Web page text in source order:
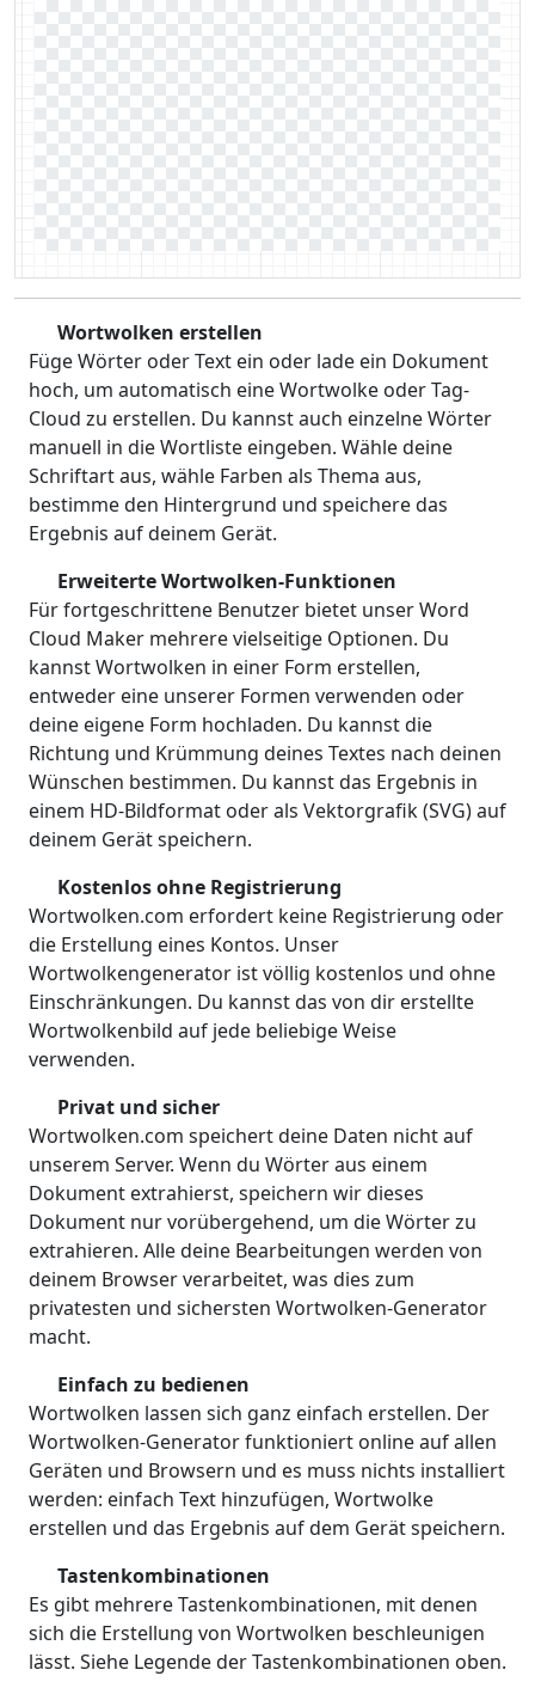
Wortwolken erstellen
Füge Wörter oder Text ein oder lade ein Dokument
hoch, um automatisch eine Wortwolke oder Tag-
Cloud zu erstellen. Du kannst auch einzelne Wörter
manuell in die Wortliste eingeben. Wähle deine
Schriftart aus, wähle Farben als Thema aus,
bestimme den Hintergrund und speichere das
Ergebnis auf deinem Gerät.
Erweiterte Wortwolken-Funktionen
Für fortgeschrittene Benutzer bietet unser Word
Cloud Maker mehrere vielseitige Optionen. Du
kannst Wortwolken in einer Form erstellen,
entweder eine unserer Formen verwenden oder
deine eigene Form hochladen. Du kannst die
Richtung und Krümmung deines Textes nach deinen
Wünschen bestimmen. Du kannst das Ergebnis in
einem HD-Bildformat oder als Vektorgrafik (SVG) auf
deinem Gerät speichern.
Kostenlos ohne Registrierung
Wortwolken.com erfordert keine Registrierung oder
die Erstellung eines Kontos. Unser
Wortwolkengenerator ist völlig kostenlos und ohne
Einschränkungen. Du kannst das von dir erstellte
Wortwolkenbild auf jede beliebige Weise
verwenden.
Privat und sicher
Wortwolken.com speichert deine Daten nicht auf
unserem Server. Wenn du Wörter aus einem
Dokument extrahierst, speichern wir dieses
Dokument nur vorübergehend, um die Wörter zu
extrahieren. Alle deine Bearbeitungen werden von
deinem Browser verarbeitet, was dies zum
privatesten und sichersten Wortwolken-Generator
macht.
Einfach zu bedienen
Wortwolken lassen sich ganz einfach erstellen. Der
Wortwolken-Generator funktioniert online auf allen
Geräten und Browsern und es muss nichts installiert
werden: einfach Text hinzufügen, Wortwolke
erstellen und das Ergebnis auf dem Gerät speichern.
Tastenkombinationen
Es gibt mehrere Tastenkombinationen, mit denen
sich die Erstellung von Wortwolken beschleunigen
lässt. Siehe Legende der Tastenkombinationen oben.